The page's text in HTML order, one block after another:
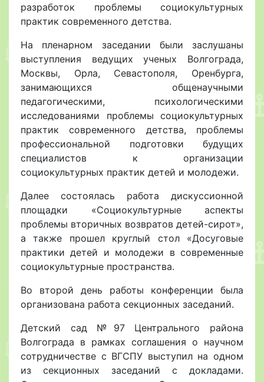
разработок проблемы социокультурных
практик современного детства.
На пленарном заседании были заслушаны
выступления ведущих ученых Волгограда,
Москвы, Орла, Севастополя, Оренбурга,
занимающихся общенаучными
педагогическими, психологическими
исследованиями проблемы социокультурных
практик современного детства, проблемы
профессиональной подготовки будущих
специалистов к организации
социокультурных практик детей и молодежи.
Далее состоялась работа дискуссионной
площадки «Социокультурные аспекты
проблемы вторичных возвратов детей-сирот»,
а также прошел круглый стол «Досуговые
практики детей и молодежи в современные
социокультурные пространства.
Во второй день работы конференции была
организована работа секционных заседаний.
Детский сад №97 Центрального района
Волгограда в рамках соглашения о научном
сотрудничестве с ВГСПУ выступил на одном
из секционных заседаний с докладами.